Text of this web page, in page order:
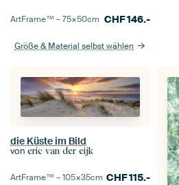
ArtFrame™ –75×50cm CHF146.-
Größe & Material selbst wählen
die Küste im Bild
von eric van der eijk
ArtFrame™ –105×35cm CHF115.-